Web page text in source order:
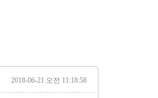
2018-06-21 오전 11:18:58